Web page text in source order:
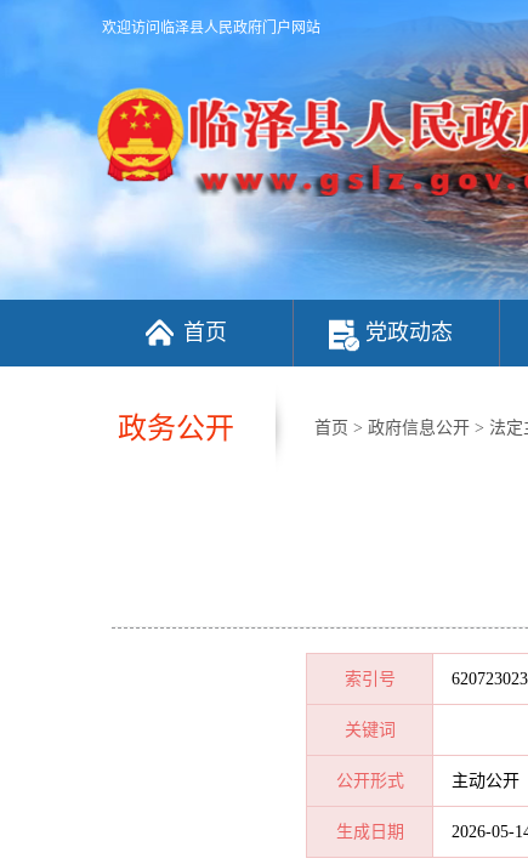
欢迎访问临泽县人民政府门户网站
首页 党政动态
政务公开 首页 > 政府信息公开 > 法定
索引号
关键词
公开形式 主动公开
生成日期 2026-05-